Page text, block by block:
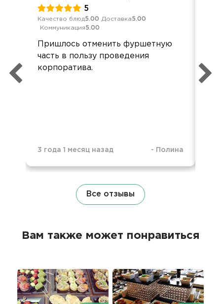
5
Качество блюд5.00 Доставка5.00
Коммуникация5.00
Пришлось отменить фуршетную
часть в пользу проведения
корпоратива.
3 года 1 месяц назад - Полина
Все отзывы
Вам также может понравиться